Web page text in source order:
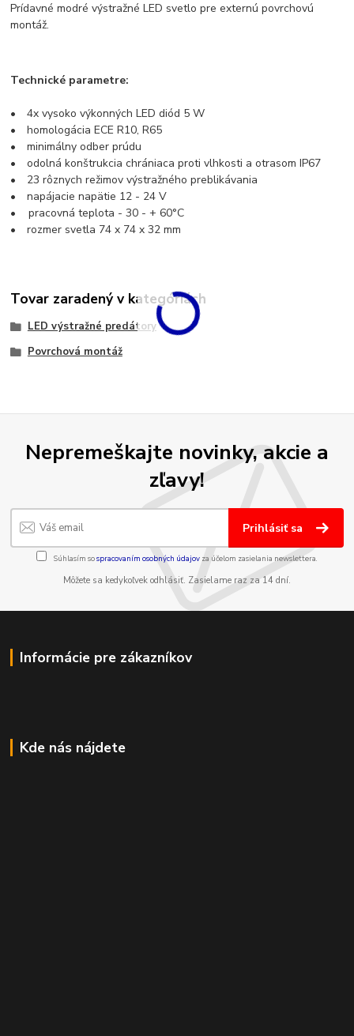
Prídavné modré výstražné LED svetlo pre externú povrchovú
montáž.
Technické parametre:
• 4x vysoko výkonných LED diód 5 W
• homologácia ECE R10, R65
• minimálny odber prúdu
• odolná konštrukcia chrániaca proti vlhkosti a otrasom IP67
• 23 rôznych režimov výstražného preblikávania
• napájacie napätie 12 - 24 V
• pracovná teplota - 30 - + 60°C
• rozmer svetla 74 x 74 x 32 mm
Tovar zaradený v kategóriách
LED výstražné predátory
Povrchová montáž
Nepremeškajte novinky, akcie a
zľavy!
Prihlásiť sa
Súhlasím sospracovaním osobných údajov za účelom zasielania newslettera.
Môžete sa kedykoľvek odhlásiť. Zasielame raz za 14 dní.
Informácie pre zákazníkov
Kde nás nájdete